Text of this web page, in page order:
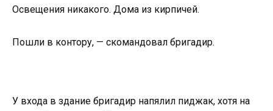
Освещения никакого. Дома из кирпичей.
Пошли в контору, — скомандовал бригадир.
У входа в здание бригадир напялил пиджак, хотя на